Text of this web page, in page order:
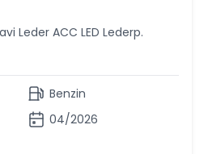
Leder ACC LED Lederp.
Benzin
04/2026